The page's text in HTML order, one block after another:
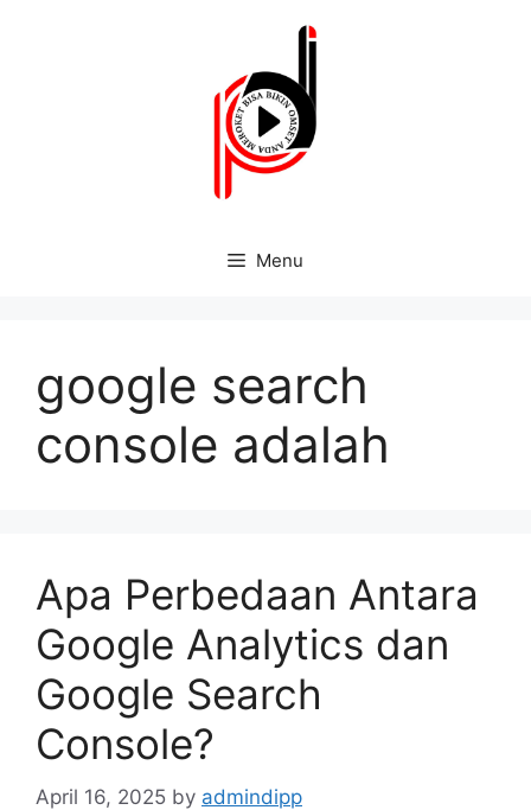
Menu
google search
console adalah
Apa Perbedaan Antara
Google Analytics dan
Google Search
Console?
April 16, 2025 by admindipp